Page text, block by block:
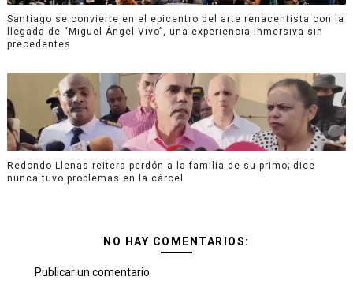
Santiago se convierte en el epicentro del arte renacentista con la
llegada de “Miguel Ángel Vivo”, una experiencia inmersiva sin
precedentes
Redondo Llenas reitera perdón a la familia de su primo; dice
nunca tuvo problemas en la cárcel
NO HAY COMENTARIOS:
Publicar un comentario